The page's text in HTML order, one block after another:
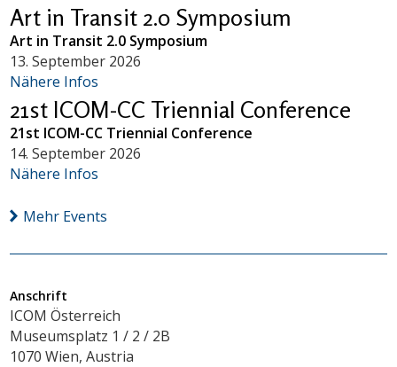
Art in Transit 2.0 Symposium
Art in Transit 2.0 Symposium
13. September 2026
Nähere Infos
21st ICOM-CC Triennial Conference
21st ICOM-CC Triennial Conference
14. September 2026
Nähere Infos
Mehr Events
Anschrift
ICOM Österreich
Museumsplatz 1 / 2 / 2B
1070 Wien, Austria